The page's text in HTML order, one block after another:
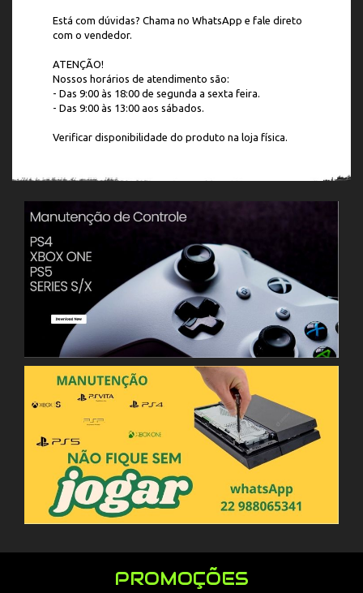
Está com dúvidas? Chama no WhatsApp e fale direto
com o vendedor.
ATENÇÃO!
Nossos horários de atendimento são:
- Das 9:00 às 18:00 de segunda a sexta feira.
- Das 9:00 às 13:00 aos sábados.
Verificar disponibilidade do produto na loja física.
PROMOÇÕES